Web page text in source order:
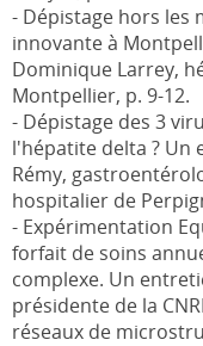
- Dépistage hors les
innovante à
Dominique Larrey,
Montpellier, p. 9-12.
- Dépistage des 3
l'hépatite delta ? Un
Rémy,
hospitalier de
- Expérimentation
forfait de soins
complexe. Un
présidente de la
réseaux de